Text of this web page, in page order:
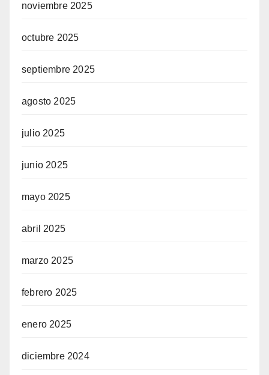
noviembre 2025
octubre 2025
septiembre 2025
agosto 2025
julio 2025
junio 2025
mayo 2025
abril 2025
marzo 2025
febrero 2025
enero 2025
diciembre 2024